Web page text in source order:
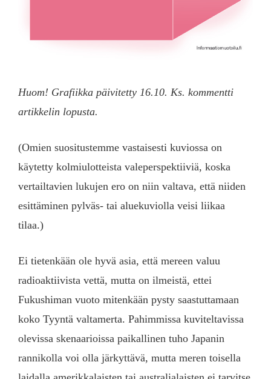
Huom! Grafiikka päivitetty 16.10. Ks. kommentti
artikkelin lopusta.
(Omien suositustemme vastaisesti kuviossa on
käytetty kolmiulotteista valeperspektiiviä, koska
vertailtavien lukujen ero on niin valtava, että niiden
esittäminen pylväs- tai aluekuviolla veisi liikaa
tilaa.)
Ei tietenkään ole hyvä asia, että mereen valuu
radioaktiivista vettä, mutta on ilmeistä, ettei
Fukushiman vuoto mitenkään pysty saastuttamaan
koko Tyyntä valtamerta. Pahimmissa kuviteltavissa
olevissa skenaarioissa paikallinen tuho Japanin
rannikolla voi olla järkyttävä, mutta meren toisella